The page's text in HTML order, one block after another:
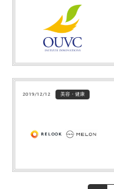
2019/12/12 美容・健康